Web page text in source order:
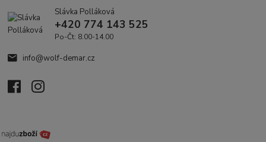
Slávka Polláková
+420 774 143 525
Po-Čt: 8.00-14.00
info@wolf-demar.cz